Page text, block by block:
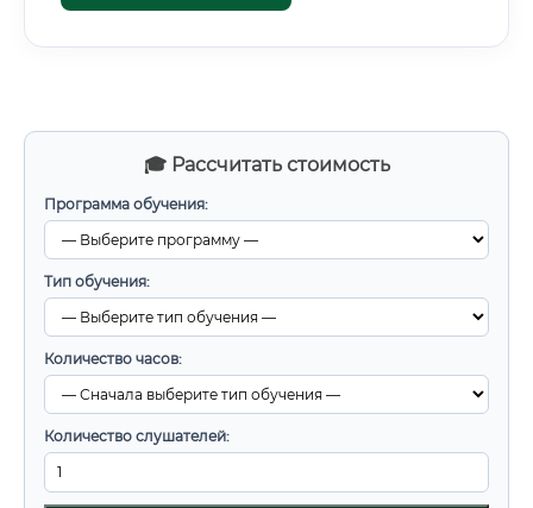
🎓 Рассчитать стоимость
Программа обучения:
Тип обучения:
Количество часов:
Количество слушателей: